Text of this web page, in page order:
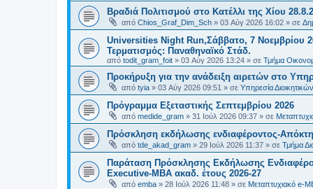
Βραδιά Πολιτισμού στο Κατέλλι της Χίου
από Chios_Graf_Dim_Sch » 03 Αύγ 2026 16:02 » σε
Universities Night Run,Σάββατο, 7 Νοεμβρίου
Τερματισμός: Παναθηναϊκό Στάδ.
από todit_gram_foit » 03 Αύγ 2026 13:24 » σε Τμήμα
Προκήρυξη για την ανάδειξη αιρετών στο
από tyia » 03 Αύγ 2026 09:51 » σε Υπηρεσία
Πρόγραμμα Εξεταστικής Σεπτεμβρίου 2026
από medide_gram » 31 Ιούλ 2026 09:37 » σε
Πρόσκληση εκδήλωσης ενδιαφέροντος-
από tde_akad_gram » 29 Ιούλ 2026 11:37 » σε Τμήμα
Παράταση Πρόσκλησης Εκδήλωσης
Executive-MBΑ ακαδ. έτους 2026-27
από emba » 28 Ιούλ 2026 11:48 » σε Μεταπτυχιακό e-